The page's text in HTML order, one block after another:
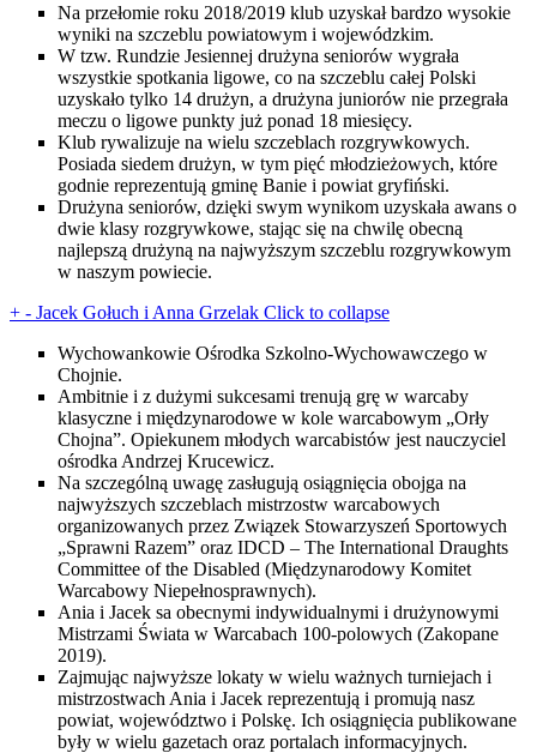
Na przełomie roku 2018/2019 klub uzyskał bardzo wysokie
wyniki na szczeblu powiatowym i wojewódzkim.
W tzw. Rundzie Jesiennej drużyna seniorów wygrała
wszystkie spotkania ligowe, co na szczeblu całej Polski
uzyskało tylko 14 drużyn, a drużyna juniorów nie przegrała
meczu o ligowe punkty już ponad 18 miesięcy.
Klub rywalizuje na wielu szczeblach rozgrywkowych.
Posiada siedem drużyn, w tym pięć młodzieżowych, które
godnie reprezentują gminę Banie i powiat gryfiński.
Drużyna seniorów, dzięki swym wynikom uzyskała awans o
dwie klasy rozgrywkowe, stając się na chwilę obecną
najlepszą drużyną na najwyższym szczeblu rozgrywkowym
w naszym powiecie.
+ - Jacek Gołuch i Anna Grzelak Click to collapse
Wychowankowie Ośrodka Szkolno-Wychowawczego w
Chojnie.
Ambitnie i z dużymi sukcesami trenują grę w warcaby
klasyczne i międzynarodowe w kole warcabowym „Orły
Chojna”. Opiekunem młodych warcabistów jest nauczyciel
ośrodka Andrzej Krucewicz.
Na szczególną uwagę zasługują osiągnięcia obojga na
najwyższych szczeblach mistrzostw warcabowych
organizowanych przez Związek Stowarzyszeń Sportowych
„Sprawni Razem” oraz IDCD – The International Draughts
Committee of the Disabled (Międzynarodowy Komitet
Warcabowy Niepełnosprawnych).
Ania i Jacek sa obecnymi indywidualnymi i drużynowymi
Mistrzami Świata w Warcabach 100-polowych (Zakopane
2019).
Zajmując najwyższe lokaty w wielu ważnych turniejach i
mistrzostwach Ania i Jacek reprezentują i promują nasz
powiat, województwo i Polskę. Ich osiągnięcia publikowane
były w wielu gazetach oraz portalach informacyjnych.